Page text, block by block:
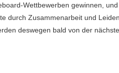
Wettbewerben gewinnen,
durch Zusammenarbeit und
deswegen bald von der